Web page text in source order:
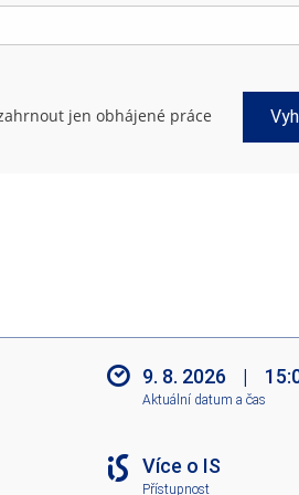
jen obhájené práce
9. 8. 2026 |
Aktuální datum a čas
Více o IS
Přístupnost